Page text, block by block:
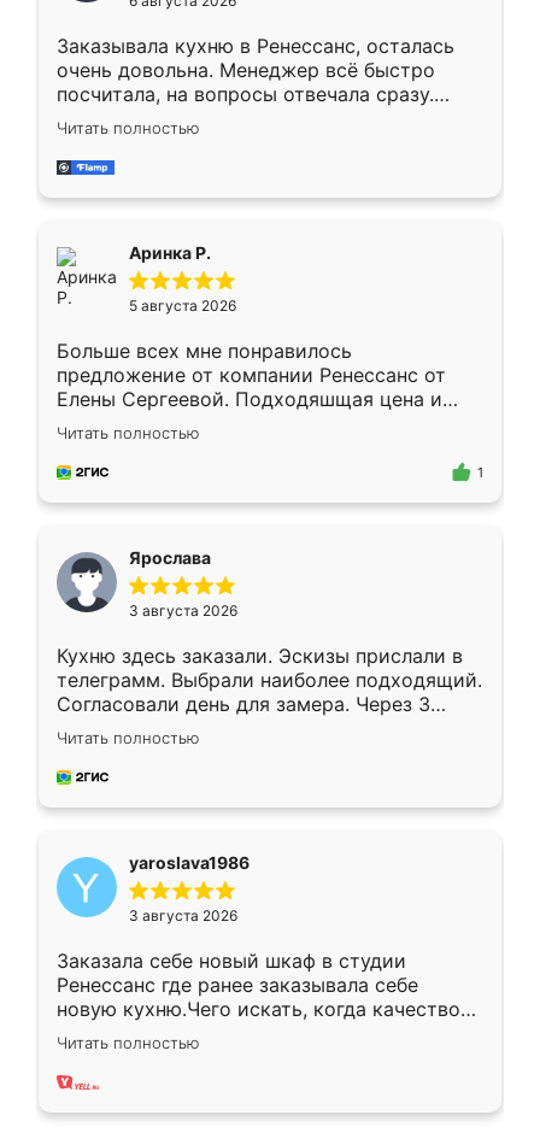
мебели буду заказывать только здесь.
Заказывала кухню в Ренессанс, осталась
очень довольна. Менеджер всё быстро
посчитала, на вопросы отвечала сразу.
Замерщик приехал в субботу, подошёл к
делу со всей ответственностью. Собрали
за день, ребята работали аккуратно, даже
Читать полностью
Аринка Р.
5 августа 2026
Больше всех мне понравилось
предложение от компании Ренессанс от
Елены Сергеевой. Подходяшщая цена и
короткие сроки изготовления. Приехавший
для замера сотрудник Владислав
предложил по моему эскизу самый
Читать полностью
1
Ярослава
3 августа 2026
Кухню здесь заказали. Эскизы прислали в
телеграмм. Выбрали наиболее подходящий.
Согласовали день для замера. Через 3
недели кухня была уже готова. Остались
довольны работой. Спасибо Ренессанс
мебель за качественную работу!
Читать полностью
yaroslava1986
3 августа 2026
Заказала себе новый шкаф в студии
Ренессанс где ранее заказывала себе
новую кухню.Чего искать, когда качеством
вполне довольна. Служит кухня уже почти
два года, нареканий нет.
Читать полностью